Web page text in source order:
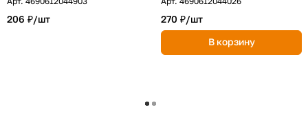
206 ₽/шт 270 ₽/шт
В корзину
Загрузить еще